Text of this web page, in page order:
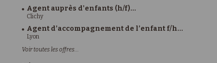
Agent auprès d'enfants (h/f)...
Clichy
Agent d’accompagnement de l’enfant f/h...
Lyon
Voir toutes les offres...